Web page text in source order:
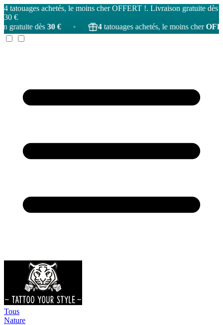
4 tatouages achetés, le moins cher OFFERT !. Livraison gratuite dès
30 €
dès30 € • tatouages achetés, le moins cherOFFERT!
Tous
Nature